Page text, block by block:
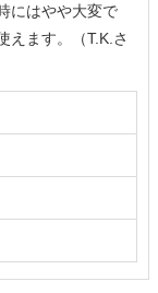
にはやや大変で
えます。（T.K.さ